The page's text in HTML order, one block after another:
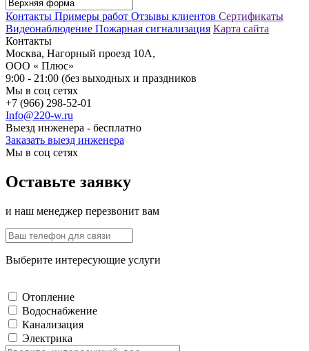
Контакты Примеры работ Отзывы клиентов Сертификаты
Видеонаблюдение Пожарная сигнализация Карта сайта
Контакты
Москва, Нагорный проезд 10А,
ООО « Плюс»
9:00 - 21:00 (без выходных и праздников
Мы в соц сетях
+7 (966) 298-52-01
Info@220-w.ru
Выезд инженера - бесплатно
Заказать выезд инженера
Мы в соц сетях
Оставьте заявку
и наш менеджер перезвонит вам
Выберите интересующие услуги
Отопление
Водоснабжение
Канализация
Электрика